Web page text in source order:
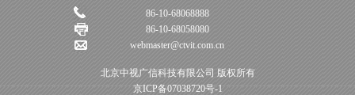
86-10-68068888
86-10-68058080
webmaster@ctvit.com.cn
北京中视广信科技有限公司 版权所有
京ICP备07038720号-1